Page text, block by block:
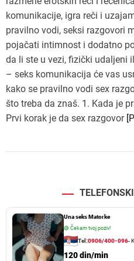
komunikacije, igra reči i
pravilno vodi, seksi razgovori
pojačati intimnost i dodatno
da li ste u vezi, fizički udaljeni
– seks komunikacija će vas
kako se pravilno vodi sex
što treba da znaš. 1. Kada je
Prvi korak je da sex razgovor
Una seks Matorke
🟢 Čekam tvoj poziv!
Tel:0906/400-096-
120 din/min